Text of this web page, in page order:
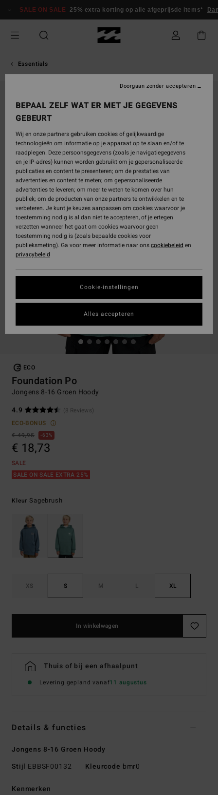
naar
SALE ON SALE 25% extra korting op alle afgeprijsde items*
Essentials
ECO
Foundation Po
Jongens 8-16 Groen Hoody
4.9
(8 Reviews)
ECO-BONUS
€ 49,95
63%
€ 18,73
SALE
SALE ON SALE EXTRA 25%
Kleur Sagebrush
XS S M L XL
In winkelwagen
Thuis of bij een afhaalpunt
Levering gepland vanaf11 augustus
Details & functies
Jongens 8-16 Groen Hoody
Stijl EBBSF00132 Kleurcode bmr0
Kenmerken
BEPAAL ZELF WAT ER MET JE GEGEVENS
GEBEURT
Wij en onze partners gebruiken cookies of gelijkwaardige
technologieën om informatie op je apparaat op te slaan en/of te
raadplegen. Deze persoonsgegevens (zoals je navigatiegegevens
en je IP-adres) kunnen worden gebruikt om je gepersonaliseerde
publicaties en content te presenteren; om de prestaties van
advertenties en content te meten; om gepersonaliseerde
advertenties te leveren; om meer te weten te komen over hun
publiek; om de producten van onze partners te ontwikkelen en te
verbeteren. Je kunt je keuzes aanpassen om cookies waarvoor je
toestemming nodig is al dan niet te accepteren, of je ertegen
verzetten wanneer het gaat om cookies waarvoor geen
toestemming nodig is (zoals bepaalde cookies voor
publieksmeting). Ga voor meer informatie naar onscookiebeleid en
privacybeleid
Cookie-instellingen
Doorgaan zonder accepteren
Alles accepteren